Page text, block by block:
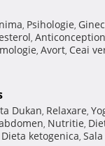
, Psihologie,
,
, Avort, Ceai
Dukan, Relaxare,
, Nutritie,
Dieta ketogenica,